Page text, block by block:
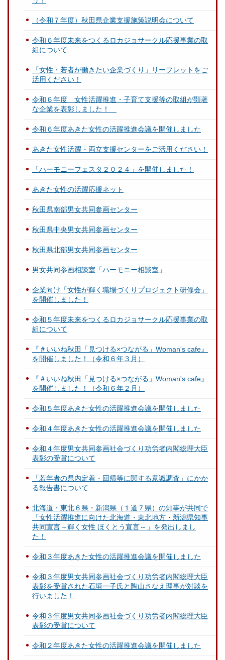
（令和７年度）秋田県企業支援施策説明会について
令和６年度未来をつくるロカジョサークル応援事業の取
組について
「女性・若者が働きたい企業づくり」リーフレットをご
活用ください！
令和６年度 女性活躍推進・子育て支援等の取組が顕著
な企業を表彰しました！
令和６年度あきた女性の活躍推進会議を開催しました
あきた女性活躍・両立支援センターをご活用ください！
「ハーモニーフェスタ２０２４」を開催しました！
あきた女性の活躍応援ネット
秋田県南部男女共同参画センター
秋田県中央男女共同参画センター
秋田県北部男女共同参画センター
男女共同参画相談室「ハーモニー相談室」
企業向け「女性が輝く職場づくりプロジェクト研修会」
を開催しました！
令和５年度未来をつくるロカジョサークル応援事業の取
組について
『＃いいね秋田「見つける×つながる」Woman's cafe』
を開催しました！（令和６年３月）
『＃いいね秋田「見つける×つながる」Woman's cafe』
を開催しました！（令和６年２月）
令和５年度あきた女性の活躍推進会議を開催しました
令和４年度あきた女性の活躍推進会議を開催しました
令和４年度男女共同参画社会づくり功労者内閣総理大臣
表彰の受賞について
「若年者の県内定着・回帰等に関する意識調査」にかか
る報告書について
北海道・東北６県・新潟県（１道７県）の知事が共同で
「女性活躍推進に向けた北海道・東北地方・新潟県知事
共同宣言～輝く女性 ほくとう宣言～」を発出しまし
た！
令和３年度あきた女性の活躍推進会議を開催しました
令和３年度男女共同参画社会づくり功労者内閣総理大臣
表彰を受賞された石垣一子氏と陶山さなえ理事が対談を
行いました！
令和３年度男女共同参画社会づくり功労者内閣総理大臣
表彰の受賞について
令和２年度あきた女性の活躍推進会議を開催しました